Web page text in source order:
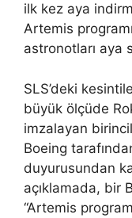
ilk kez aya
Artemis
astronotları aya
SLS’deki
büyük ölçüde
imzalayan birincil
Boeing
duyurusundan
açıklamada, bir
“Artemis